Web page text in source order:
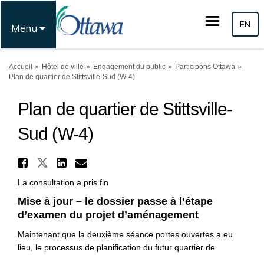
Menu EN
Vous êtes ici:
Accueil Hôtel de ville Engagement du public
Participons Ottawa
Plan de quartier de Stittsville-Sud (W-4)
Plan de quartier de Stittsville-
Sud (W-4)
Partager Plan de quartier de
Partager Plan de quartier
Partager Plan de
Courriel Plan de
La consultation a pris fin
Mise à jour – le dossier passe à l’étape
d’examen du projet d’aménagement
Maintenant que la deuxième séance portes ouvertes a eu
lieu, le processus de planification du futur quartier de